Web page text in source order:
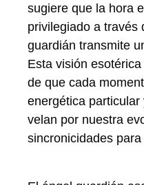
sugiere que la hora
privilegiado a través
guardián transmite
Esta visión
de que cada
energética
velan por nuestra
sincronicidades